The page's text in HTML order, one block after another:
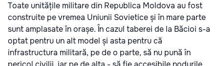
Toate unitățile militare din Republica Moldova au fost
construite pe vremea Uniunii Sovietice și în mare parte
sunt amplasate în orașe. În cazul taberei de la Băcioi s-a
optat pentru un alt model și asta pentru că
infrastructura militară, pe de o parte, să nu pună în